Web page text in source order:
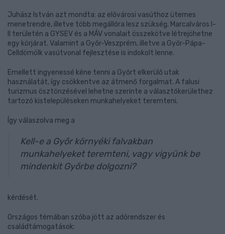
Juhász István azt mondta: az elővárosi vasúthoz ütemes
menetrendre, illetve több megállóra lesz szükség. Marcalváros I-
II területén a GYSEV és a MÁV vonalait összekötve létrejöhetne
egy körjárat. Valamint a Győr-Veszprém, illetve a Győr-Pápa-
Celldömölk vasútvonal fejlesztése is indokolt lenne.
Emellett ingyenessé kéne tenni a Győrt elkerülő utak
használatát, így csökkentve az átmenő forgalmat. A falusi
turizmus ösztönzésével lehetne szerinte a választókerülethez
tartozó kistelepüléseken munkahelyeket teremteni.
Így válaszolva meg a
Kell-e a Győr környéki falvakban
munkahelyeket teremteni, vagy vigyünk be
mindenkit Győrbe dolgozni?
kérdését.
Országos témában szóba jött az adórendszer és
családtámogatások: